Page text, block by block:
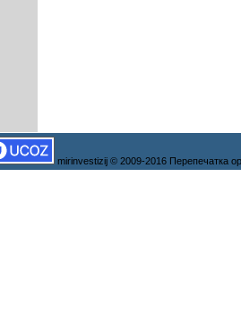
mirinvestizij © 2009-2016 Перепечатка